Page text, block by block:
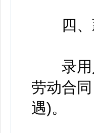
四、
录用人
劳动合
遇)。